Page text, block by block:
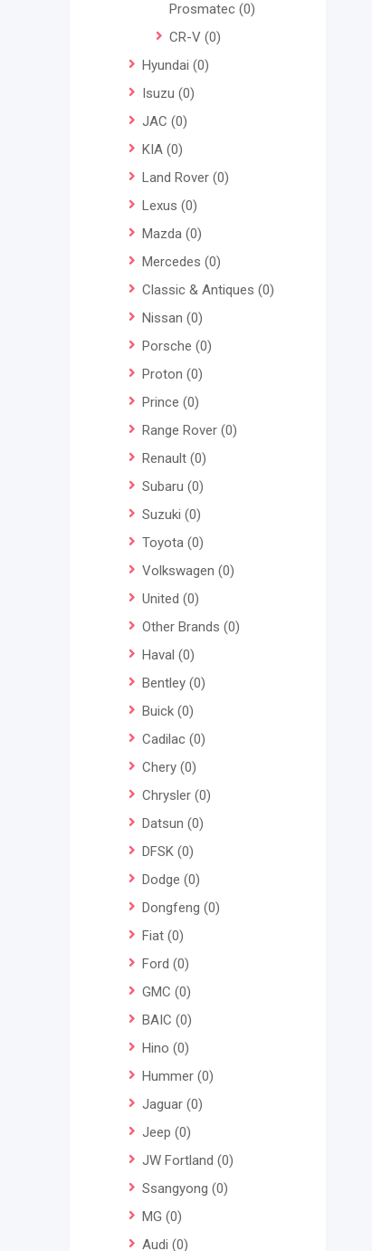
Prosmatec (0)
CR-V (0)
Hyundai (0)
Isuzu (0)
JAC (0)
KIA (0)
Land Rover (0)
Lexus (0)
Mazda (0)
Mercedes (0)
Classic & Antiques (0)
Nissan (0)
Porsche (0)
Proton (0)
Prince (0)
Range Rover (0)
Renault (0)
Subaru (0)
Suzuki (0)
Toyota (0)
Volkswagen (0)
United (0)
Other Brands (0)
Haval (0)
Bentley (0)
Buick (0)
Cadilac (0)
Chery (0)
Chrysler (0)
Datsun (0)
DFSK (0)
Dodge (0)
Dongfeng (0)
Fiat (0)
Ford (0)
GMC (0)
BAIC (0)
Hino (0)
Hummer (0)
Jaguar (0)
Jeep (0)
JW Fortland (0)
Ssangyong (0)
MG (0)
Audi (0)